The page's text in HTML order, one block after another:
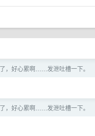
，好心累啊……发泄吐槽一下。
，好心累啊……发泄吐槽一下。